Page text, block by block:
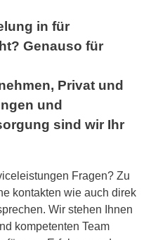
in für
Genauso für
Privat und
und
sind wir Ihr
Fragen? Zu
kontakten wie auch direk
Wir stehen Ihnen
kompetenten Team